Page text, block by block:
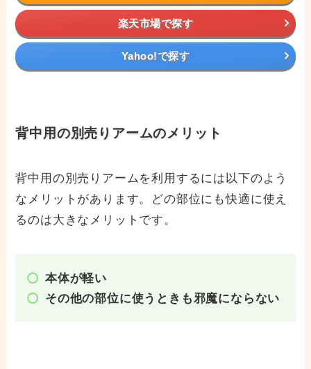
楽天市場で探す
Yahoo!で探す
背中用の別売りアームのメリット
背中用の別売りアームを利用するには以下のよう
なメリットがあります。どの部位にも快適に使え
るのは大きなメリットです。
本体が軽い
その他の部位に使うときも邪魔にならない